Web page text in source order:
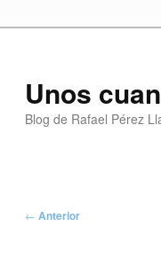
Unos
Blog de Rafael Pérez
Navegación
← Anterior